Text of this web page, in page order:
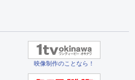
映像制作のことなら！